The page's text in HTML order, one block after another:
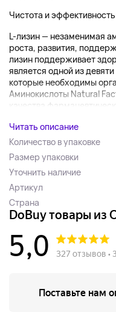
Чистота и
L-лизин — незаменимая
роста, развития,
лизин поддерживает
является одной из
которые необходимы
Аминокислоты Natural
качества
Читать описание
Количество в упаковке
Размер упаковки
Уточнить наличие
Артикул
Страна